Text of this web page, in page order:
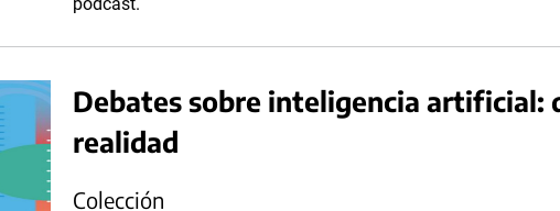
Debates sobre inteligencia artificial:
realidad
Colección